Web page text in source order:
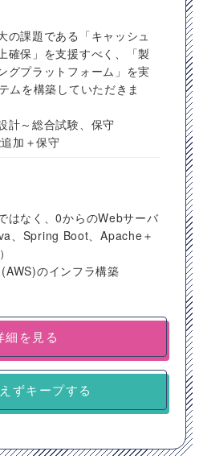
の課題である「キャッシュ
確保」を支援すべく、「製
グプラットフォーム」を実
ムを構築していただきま
計～総合試験、保守
加＋保守
はなく、0からのWebサーバ
、Spring Boot、Apache＋
のインフラ構築
細を見る
ずキープする